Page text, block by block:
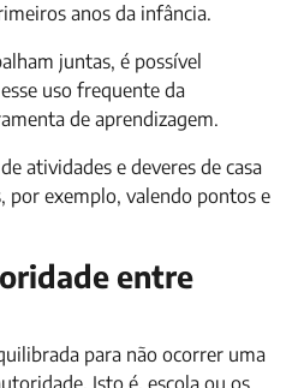
anos da infância.
juntas, é possível
uso frequente da
de aprendizagem.
atividades e deveres de casa
por exemplo, valendo pontos e
entre
para não ocorrer uma
Isto é, escola ou os